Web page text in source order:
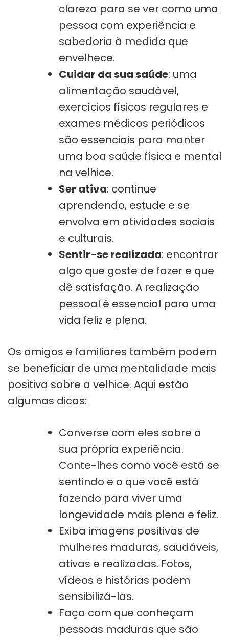
clareza para se ver como uma
pessoa com experiência e
sabedoria à medida que
envelhece.
Cuidar da sua saúde: uma
alimentação saudável,
exercícios físicos regulares e
exames médicos periódicos
são essenciais para manter
uma boa saúde física e mental
na velhice.
Ser ativa: continue
aprendendo, estude e se
envolva em atividades sociais
e culturais.
Sentir-se realizada: encontrar
algo que goste de fazer e que
dê satisfação. A realização
pessoal é essencial para uma
vida feliz e plena.
Os amigos e familiares também podem
se beneficiar de uma mentalidade mais
positiva sobre a velhice. Aqui estão
algumas dicas:
Converse com eles sobre a
sua própria experiência.
Conte-lhes como você está se
sentindo e o que você está
fazendo para viver uma
longevidade mais plena e feliz.
Exiba imagens positivas de
mulheres maduras, saudáveis,
ativas e realizadas. Fotos,
vídeos e histórias podem
sensibilizá-las.
Faça com que conheçam
pessoas maduras que são